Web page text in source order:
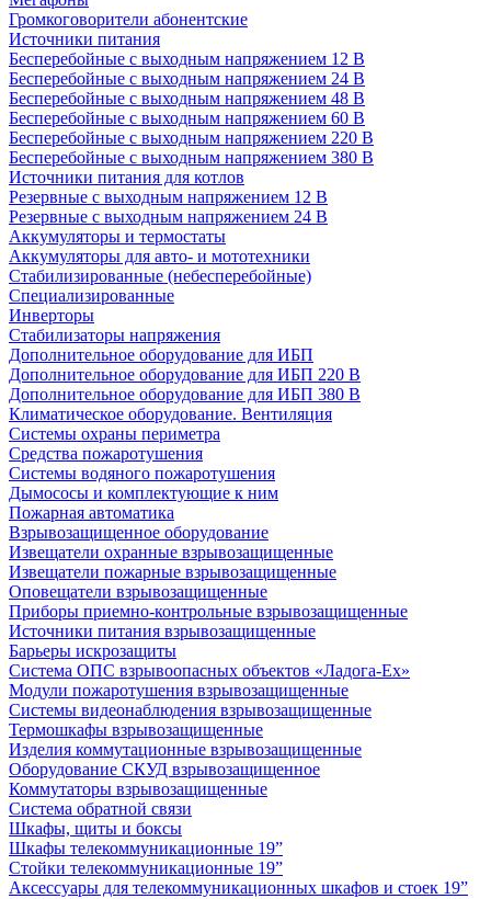
Громкоговорители абонентские
Источники питания
Бесперебойные с выходным напряжением 12 В
Бесперебойные с выходным напряжением 24 В
Бесперебойные с выходным напряжением 48 В
Бесперебойные с выходным напряжением 60 В
Бесперебойные с выходным напряжением 220 В
Бесперебойные с выходным напряжением 380 В
Источники питания для котлов
Резервные с выходным напряжением 12 В
Резервные с выходным напряжением 24 В
Аккумуляторы и термостаты
Аккумуляторы для авто- и мототехники
Стабилизированные (небесперебойные)
Специализированные
Инверторы
Стабилизаторы напряжения
Дополнительное оборудование для ИБП
Дополнительное оборудование для ИБП 220 В
Дополнительное оборудование для ИБП 380 В
Климатическое оборудование. Вентиляция
Системы охраны периметра
Средства пожаротушения
Системы водяного пожаротушения
Дымососы и комплектующие к ним
Пожарная автоматика
Взрывозащищенное оборудование
Извещатели охранные взрывозащищенные
Извещатели пожарные взрывозащищенные
Оповещатели взрывозащищенные
Приборы приемно-контрольные взрывозащищенные
Источники питания взрывозащищенные
Барьеры искрозащиты
Система ОПС взрывоопасных объектов «Ладога-Ex»
Модули пожаротушения взрывозащищенные
Системы видеонаблюдения взрывозащищенные
Термошкафы взрывозащищенные
Изделия коммутационные взрывозащищенные
Оборудование СКУД взрывозащищенное
Коммутаторы взрывозащищенные
Система обратной связи
Шкафы, щиты и боксы
Шкафы телекоммуникационные 19”
Стойки телекоммуникационные 19”
Аксессуары для телекоммуникационных шкафов и стоек 19”